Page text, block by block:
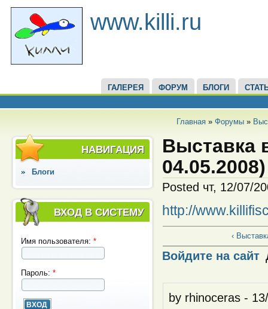
www.killi.ru
ГАЛЕРЕЯ ФОРУМ БЛОГИ
Главная» Форумы»
НАВИГАЦИЯ
Блоги
ВХОД В СИСТЕМУ
Имя пользователя:*
Пароль:*
Выставка
04.05.2008)
Posted чт, 12/07/
http://
‹
Войдите на сайт
by rhinoceras -